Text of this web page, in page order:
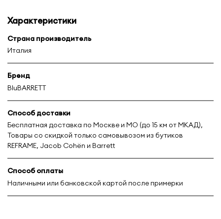
Характеристики
Страна производитель
Италия
Бренд
BluBARRETT
Способ доставки
Бесплатная доставка по Москве и МО (до 15 км от МКАД),
Товары со скидкой только самовывозом из бутиков
REFRAME, Jacob Cohën и Barrett
Способ оплаты
Наличными или банковской картой после примерки